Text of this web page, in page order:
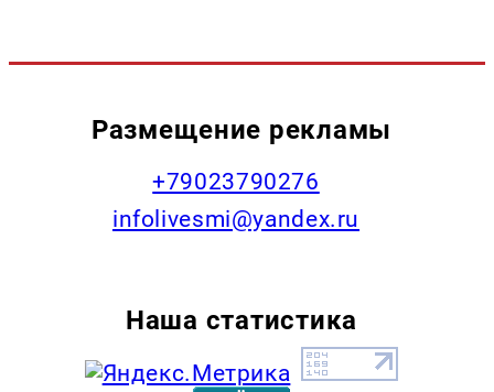
Размещение рекламы
+79023790276
infolivesmi@yandex.ru
Наша статистика